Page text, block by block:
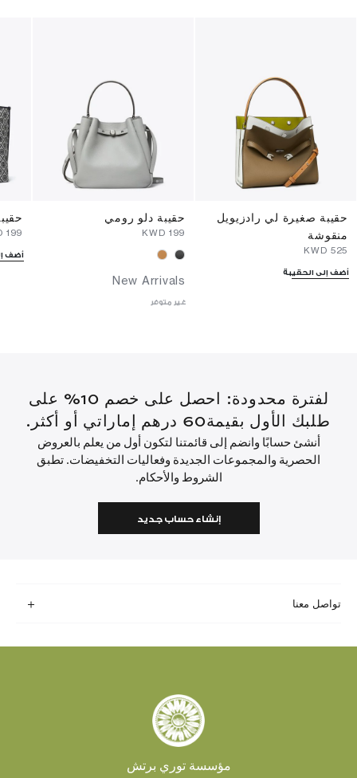
حقيبة صغيرة لي رادزيويل
منقوشة
أضف إلى الحقيبة
حقيبة دلو رومي
New Arrivals
غير متوفر
أضف
لفترة محدودة: احصل على خصم 10% على
طلبك الأول بقيمة60 درهم إماراتي أو أكثر.
أنشئ حسابًا وانضم إلى قائمتنا لتكون أول من يعلم بالعروض
الحصرية والمجموعات الجديدة وفعاليات التخفيضات. تطبق
الشروط والأحكام.
إنشاء حساب جديد
تواصل معنا
مؤسسة توري برتش